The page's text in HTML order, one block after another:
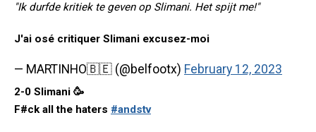
"Ik durfde kritiek te geven op Slimani. Het spijt me!"
J'ai osé critiquer Slimani excusez-moi
— MARTINHO🇧🇪 (@belfootx) February 12, 2023
2-0 Slimani 🥳
F#ck all the haters #andstv